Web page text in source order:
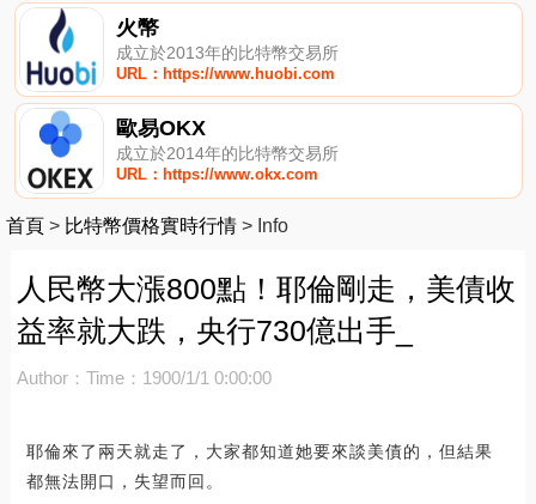
火幣
成立於2013年的比特幣交易所
URL：https://www.huobi.com
歐易OKX
成立於2014年的比特幣交易所
URL：https://www.okx.com
首頁 > 比特幣價格實時行情 > Info
人民幣大漲800點！耶倫剛走，美債收
益率就大跌，央行730億出手_
Author： Time：1900/1/1 0:00:00
耶倫來了兩天就走了，大家都知道她要來談美債的，但結果
都無法開口，失望而回。